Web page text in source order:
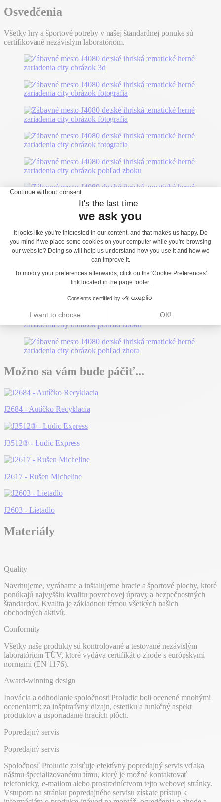
Osvedčenia
Všetky hry a športové potreby v našej štandardnej ponuke sú
certifikované nezávislým laboratóriom.
Možno sa vám bude páčiť...
J2684 - Autíčko Recyklacia
J3512® - Ludic Express
J2617 - Rušen Micheline
J2603 - Lietadlo
Materiály
Quality
Navrhujeme, vyrábame a inštalujeme hracie a športové plochy, ktoré
ponúkajú najvyššiu kvalitu povrchovej úpravy a bezpečnostných
štandardov. Kvalita je základnou témou všetkých našich
obchodných aktivít.
Conformity
Všetky naše produkty sú kontrolované a testované nezávislým
laboratóriom TÜV, ktoré vydáva certifikát o zhode s európskymi
normami (EN 1176).
Award-winning design
Inovácia a odhodlanie spoločnosti Proludic boli ocenené mnohými
oceneniami: za inšpiratívny dizajn, estetiku a funkčný aspekt
produktov a usporiadanie hracích plôch.
Popredajný servis
Popredajný servis
Spoločnosť Proludic zaisťuje efektívny popredajný servis vďaka
nášmu špecializovanému tímu, ktorý je možné kontaktovať
telefonicky, e-mailom alebo prostredníctvom tejto webovej stránky.
Vstupom na stránku popredajného servisu získate prístup k